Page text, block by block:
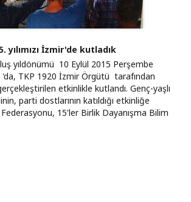
yılımızı İzmir'de kutladık
yıldönümü 10 Eylül 2015 Perşembe
TKP 1920 İzmir Örgütü tarafından
etkinlikle kutlandı. Genç-yaşlı
parti dostlarının katıldığı etkinliğe
15'ler Birlik Dayanışma Bilim